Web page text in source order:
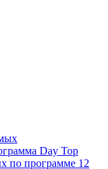
Day Top
по программе 12